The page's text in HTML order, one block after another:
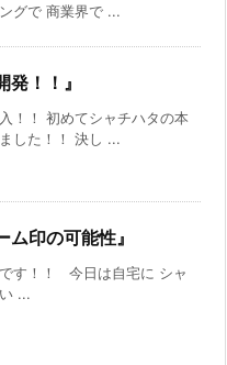
グで 商業界で ...
発！！』
！！ 初めてシャチハタの本
した！！ 決し ...
ム印の可能性』
す！！ 今日は自宅に シャ
...